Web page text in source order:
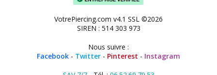
VotrePiercing.com v4.1 SSL ©2026
SIREN : 514 303 973
Nous suivre :
Facebook - Twitter - Pinterest - Instagram